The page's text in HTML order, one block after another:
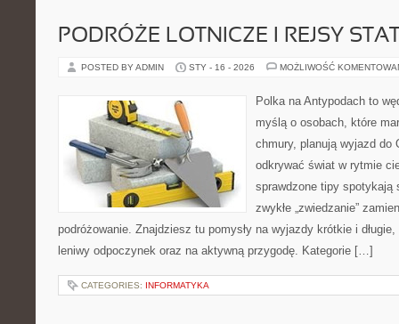
PODRÓŻE LOTNICZE I REJSY
POSTED BY ADMIN STY - 16 - 2026 MOŻLIWOŚĆ
Polka na Antypodach to
myślą o osobach, które
chmury, planują wyjazd do
odkrywać świat w rytmie
sprawdzone tipy spotykają
zwykłe „zwiedzanie”
podróżowanie. Znajdziesz tu pomysły na wyjazdy krótkie i
leniwy odpoczynek oraz na aktywną przygodę. Kategorie […]
CATEGORIES: INFORMATYKA